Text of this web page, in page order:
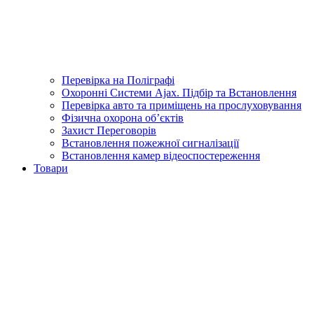
Перевірка на Поліграфі
Охоронні Системи Ajax. Підбір та Встановлення
Перевірка авто та приміщень на прослуховування
Фізична охорона об’єктів
Захист Переговорів
Встановлення пожежної сигналізації
Встановлення камер відеоспостереження
Товари